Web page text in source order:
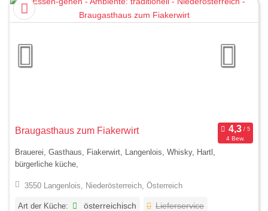
Braugasthaus zum Fiakerwirt
4 Bew.
Brauerei, Gasthaus, Fiakerwirt, Langenlois, Whisky, Hartl,
bürgerliche küche,
3550 Langenlois, Niederösterreich, Österreich
Art der Küche: österreichisch Lieferservice